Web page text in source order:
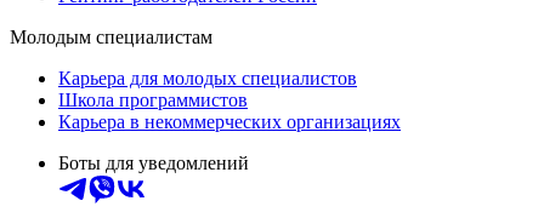
Молодым специалистам
Карьера для молодых специалистов
Школа программистов
Карьера в некоммерческих организациях
Боты для уведомлений